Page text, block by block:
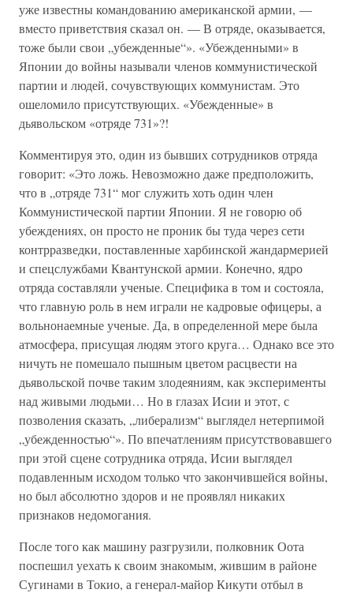
уже известны командованию американской армии, —
вместо приветствия сказал он. — В отряде, оказывается,
тоже были свои „убежденные“». «Убежденными» в
Японии до войны называли членов коммунистической
партии и людей, сочувствующих коммунистам. Это
ошеломило присутствующих. «Убежденные» в
дьявольском «отряде 731»?!
Комментируя это, один из бывших сотрудников отряда
говорит: «Это ложь. Невозможно даже предположить,
что в „отряде 731“ мог служить хоть один член
Коммунистической партии Японии. Я не говорю об
убеждениях, он просто не проник бы туда через сети
контрразведки, поставленные харбинской жандармерией
и спецслужбами Квантунской армии. Конечно, ядро
отряда составляли ученые. Специфика в том и состояла,
что главную роль в нем играли не кадровые офицеры, а
вольнонаемные ученые. Да, в определенной мере была
атмосфера, присущая людям этого круга… Однако все это
ничуть не помешало пышным цветом расцвести на
дьявольской почве таким злодеяниям, как эксперименты
над живыми людьми… Но в глазах Исии и этот, с
позволения сказать, „либерализм“ выглядел нетерпимой
„убежденностью“». По впечатлениям присутствовавшего
при этой сцене сотрудника отряда, Исии выглядел
подавленным исходом только что закончившейся войны,
но был абсолютно здоров и не проявлял никаких
признаков недомогания.
После того как машину разгрузили, полковник Оота
поспешил уехать к своим знакомым, жившим в районе
Сугинами в Токио, а генерал-майор Кикути отбыл в